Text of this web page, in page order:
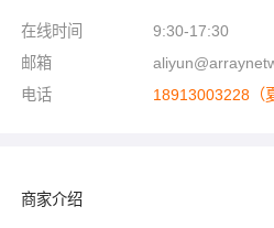
在线时间
9:30-17:30
邮箱
电话
18913003228（
商家介绍